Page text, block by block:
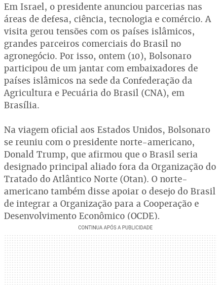
Em Israel, o presidente anunciou parcerias nas
áreas de defesa, ciência, tecnologia e comércio. A
visita gerou tensões com os países islâmicos,
grandes parceiros comerciais do Brasil no
agronegócio. Por isso, ontem (10), Bolsonaro
participou de um jantar com embaixadores de
países islâmicos na sede da Confederação da
Agricultura e Pecuária do Brasil (CNA), em
Brasília.
Na viagem oficial aos Estados Unidos, Bolsonaro
se reuniu com o presidente norte-americano,
Donald Trump, que afirmou que o Brasil seria
designado principal aliado fora da Organização do
Tratado do Atlântico Norte (Otan). O norte-
americano também disse apoiar o desejo do Brasil
de integrar a Organização para a Cooperação e
Desenvolvimento Econômico (OCDE).